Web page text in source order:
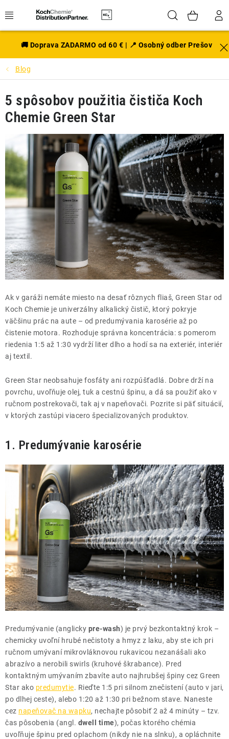
na
Hľadať
EXTERIÉR
DISKY A PNEU
INTERIÉR
PRÍSLUŠENSTVO
VÔNE DO AUTA
VÝHODNÉ SADY
NOVINKY V SORTIMENTE
THE FINISHER
DARČEKOVÉ POUKAZY
ZNAČKY
Obchodní zástupcovia
Sledovanie zásielky Blog
🚚 Doprava ZADARMO od 60 € | 📍 Osobný odber Prešov
Blog
5 spôsobov použitia čističa Koch
Chemie Green Star
Ak v garáži nemáte miesto na desať rôznych fliaš, Green Star od
Koch Chemie je univerzálny alkalický čistič, ktorý pokryje
väčšinu prác na aute – od predumývania karosérie až po
čistenie motora. Rozhoduje správna koncentrácia: s pomerom
riedenia 1:5 až 1:30 vydrží liter dlho a hodí sa na exteriér, interiér
aj textil.
Green Star neobsahuje fosfáty ani rozpúšťadlá. Dobre drží na
povrchu, uvoľňuje olej, tuk a cestnú špinu, a dá sa použiť ako v
ručnom postrekovači, tak aj v napeňovači. Pozrite si päť situácií,
v ktorých zastúpi viacero špecializovaných produktov.
1. Predumývanie karosérie
Predumývanie (anglicky pre-wash) je prvý bezkontaktný krok –
chemicky uvoľní hrubé nečistoty a hmyz z laku, aby ste ich pri
ručnom umývaní mikrovláknovou rukavicou nezanášali ako
abrazívo a nerobili swirls (kruhové škrabance). Pred
kontaktným umývaním zbavíte auto najhrubšej špiny cez Green
Star ako predumytie. Rieďte 1:5 pri silnom znečistení (auto v jari,
po dlhej ceste), alebo 1:20 až 1:30 pri bežnom stave. Naneste
cez napeňovač na wapku, nechajte pôsobiť 2 až 4 minúty – tzv.
čas pôsobenia (angl. dwell time), počas ktorého chémia
uvoľňuje špinu pred oplachom (nikdy nie na slnku), a opláchnite